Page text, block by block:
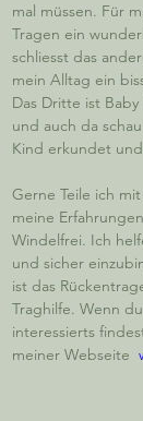
mal müssen. Für
Tragen ein
schliesst das
mein Alltag ein
Das Dritte ist
und auch da
Kind erkundet
Gerne Teile ich
meine
Windelfrei. Ich
und sicher
ist das
Traghilfe. Wenn
interessierts
meiner Webseite